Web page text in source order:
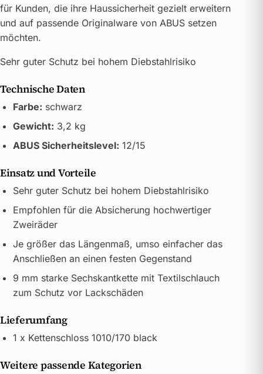
für Kunden, die ihre Haussicherheit gezielt erweitern
und auf passende Originalware von ABUS setzen
möchten.
Sehr guter Schutz bei hohem Diebstahlrisiko
Technische Daten
Farbe: schwarz
Gewicht: 3,2 kg
ABUS Sicherheitslevel: 12/15
Einsatz und Vorteile
Sehr guter Schutz bei hohem Diebstahlrisiko
Empfohlen für die Absicherung hochwertiger
Zweiräder
Je größer das Längenmaß, umso einfacher das
Anschließen an einen festen Gegenstand
9 mm starke Sechskantkette mit Textilschlauch
zum Schutz vor Lackschäden
Lieferumfang
1 x Kettenschloss 1010/170 black
Weitere passende Kategorien